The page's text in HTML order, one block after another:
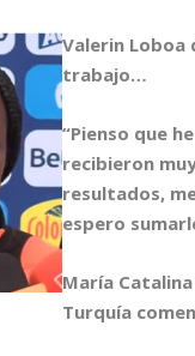
Valerin Loboa
trabajo…
“Pienso que
recibieron
resultados,
espero
María
Turquía